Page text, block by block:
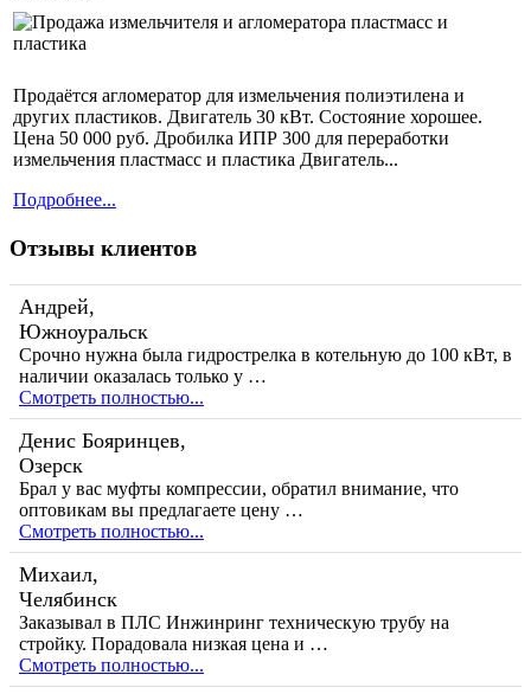
Продаётся агломератор для измельчения полиэтилена и
других пластиков. Двигатель 30 кВт. Состояние хорошее.
Цена 50 000 руб. Дробилка ИПР 300 для переработки
измельчения пластмасс и пластика Двигатель...
Подробнее...
Отзывы клиентов
Андрей,
Южноуральск
Срочно нужна была гидрострелка в котельную до 100 кВт, в
наличии оказалась только у …
Смотреть полностью...
Денис Бояринцев,
Озерск
Брал у вас муфты компрессии, обратил внимание, что
оптовикам вы предлагаете цену …
Смотреть полностью...
Михаил,
Челябинск
Заказывал в ПЛС Инжинринг техническую трубу на
стройку. Порадовала низкая цена и …
Смотреть полностью...